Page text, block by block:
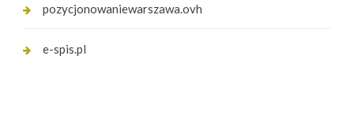
pozycjonowaniewarszawa.ovh
e-spis.pl